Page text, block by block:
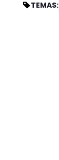
TEMAS: